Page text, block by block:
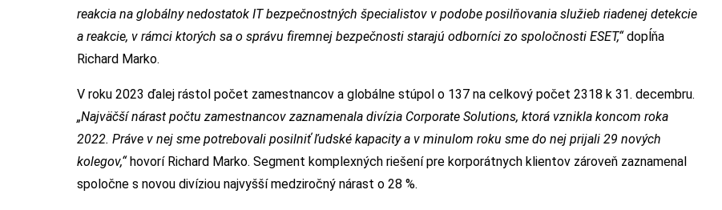
reakcia na globálny nedostatok IT bezpečnostných špecialistov v podobe posilňovania služieb riadenej detekcie
a reakcie, v rámci ktorých sa o správu firemnej bezpečnosti starajú odborníci zo spoločnosti ESET,“dopĺňa
Richard Marko.
V roku 2023 ďalej rástol počet zamestnancov a globálne stúpol o 137 na celkový počet 2318 k 31. decembru.
„Najväčší nárast počtu zamestnancov zaznamenala divízia Corporate Solutions, ktorá vznikla koncom roka
2022. Práve v nej sme potrebovali posilniť ľudské kapacity a v minulom roku sme do nej prijali 29 nových
kolegov,“hovorí Richard Marko. Segment komplexných riešení pre korporátnych klientov zároveň zaznamenal
spoločne s novou divíziou najvyšší medziročný nárast o 28 %.